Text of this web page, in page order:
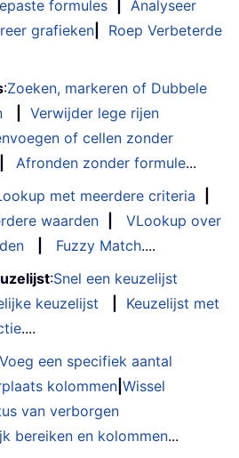
formules
Analyseer
grafieken
Roep Verbeterde
:Zoeken, markeren of Dubbele
Verwijder lege rijen
of cellen zonder
Afronden zonder formule...
met meerdere criteria
waarden
VLookup over
Fuzzy Match....
:Snel een keuzelijst
keuzelijst
Keuzelijst met
....
Voeg een specifiek aantal
kolommen Wissel
van verborgen
bereiken en kolommen...